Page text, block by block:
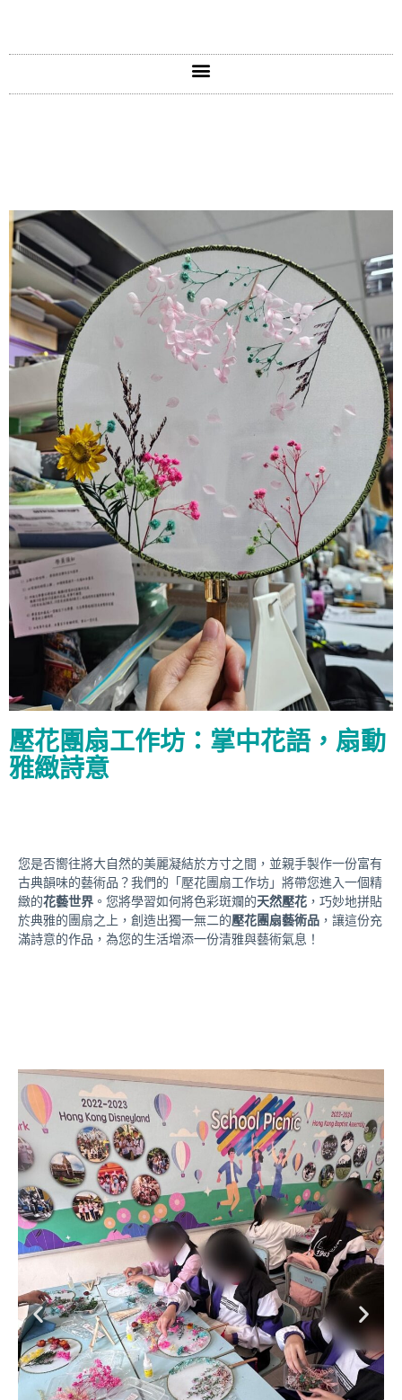
壓花團扇工作坊：掌中花語，扇動
雅緻詩意
您是否嚮往將大自然的美麗凝結於方寸之間，並親手製作一份富有
古典韻味的藝術品？我們的「壓花團扇工作坊」將帶您進入一個精
緻的花藝世界 。您將學習如何將色彩斑斕的天然壓花 ，巧妙地拼貼
於典雅的團扇之上，創造出獨一無二的壓花團扇藝術品 ，讓這份充
滿詩意的作品，為您的生活增添一份清雅與藝術氣息！